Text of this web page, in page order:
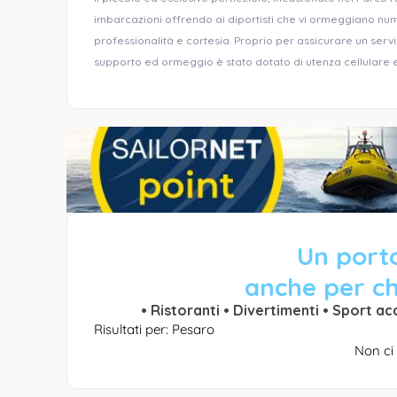
imbarcazioni offrendo ai diportisti che vi ormeggiano
professionalità e cortesia. Proprio per assicurare un
supporto ed ormeggio è stato dotato di utenza cellulare
Un
anche per
• Ristoranti • Divertimenti • Sport
Risultati per: Pesaro
Non